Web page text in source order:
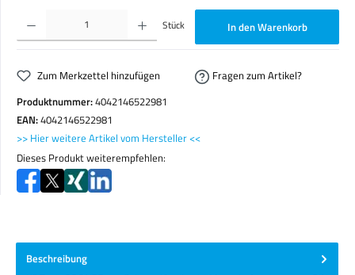
Produkt Anzahl: Gib den gewünschten Wert ein oder benutze die Schaltflächen um die Anzahl zu
Stück In den Warenkorb
Zum Merkzettel hinzufügen
Fragen zum Artikel?
Produktnummer:4042146522981
EAN:4042146522981
>> Hier weitere Artikel vom Hersteller <<
Dieses Produkt weiterempfehlen:
Beschreibung